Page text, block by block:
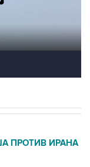
ПРОТИВ ИРАНА